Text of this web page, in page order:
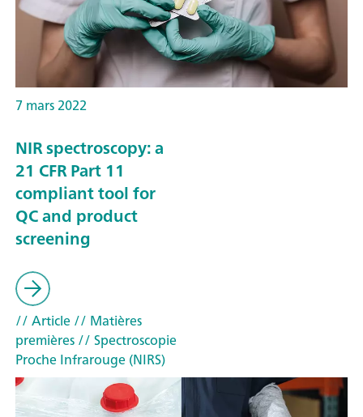
7 mars 2022
NIR spectroscopy: a
21 CFR Part 11
compliant tool for
QC and product
screening
// Article// Matières
premières// Spectroscopie
Proche Infrarouge (NIRS)